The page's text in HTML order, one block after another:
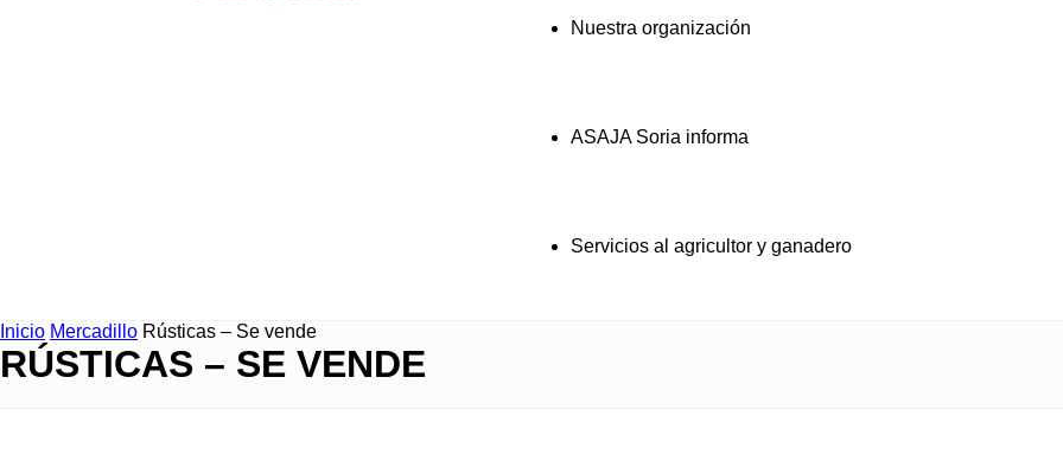
Nuestra organización
ASAJA Soria informa
Servicios al agricultor y ganadero
Inicio Mercadillo Rústicas – Se vende
RÚSTICAS – SE VENDE